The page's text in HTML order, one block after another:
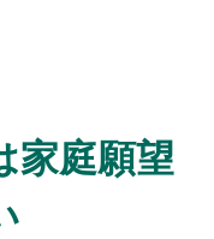
家庭願望